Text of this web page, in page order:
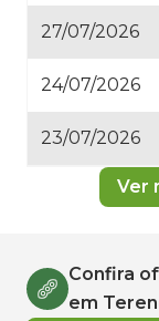
27/07/2026
24/07/2026
23/07/2026
Ver
Confira
em